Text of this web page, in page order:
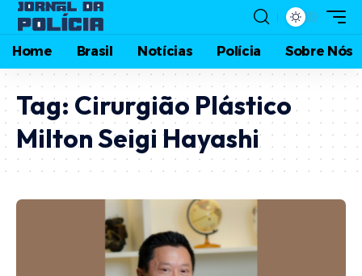
Home Brasil Notícias Polícia Sobre Nós
Tag: Cirurgião Plástico
Milton Seigi Hayashi